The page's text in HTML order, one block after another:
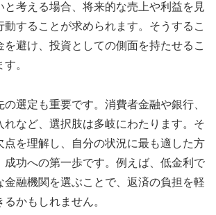
と考える場合、将来的な売上や利益を見
動することが求められます。そうするこ
を避け、投資としての側面を持たせるこ
。
の選定も重要です。消費者金融や銀行、
れなど、選択肢は多岐にわたります。そ
点を理解し、自分の状況に最も適した方
成功への第一歩です。例えば、低金利で
金融機関を選ぶことで、返済の負担を軽
かもしれません。